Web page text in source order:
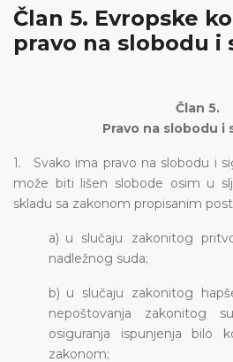
Član 5. Evropske
pravo na slobodu i
Član 5.
Pravo na slobodu i
1. Svako ima pravo na slobodu i
može biti lišen slobode osim u
skladu sa zakonom propisanim
a) u slučaju zakonitog
nadležnog suda;
b) u slučaju zakonitog
nepoštovanja zakonitog
osiguranja ispunjenja bilo
zakonom;